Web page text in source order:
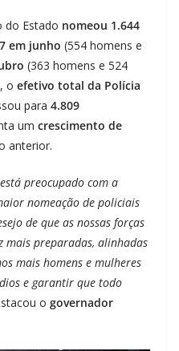
do Estado nomeou 1.644
em junho (554 homens e
(363 homens e 524
o efetivo total da Polícia
para 4.809
um crescimento de
anterior.
preocupado com a
nomeação de policiais
de que as nossas forças
mais preparadas, alinhadas
mais homens e mulheres
e garantir que todo
o governador